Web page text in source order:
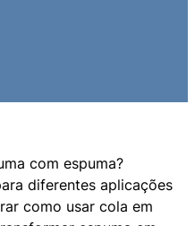
com espuma?
diferentes aplicações
como usar cola em